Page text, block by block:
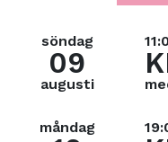
söndag
09
augusti
måndag